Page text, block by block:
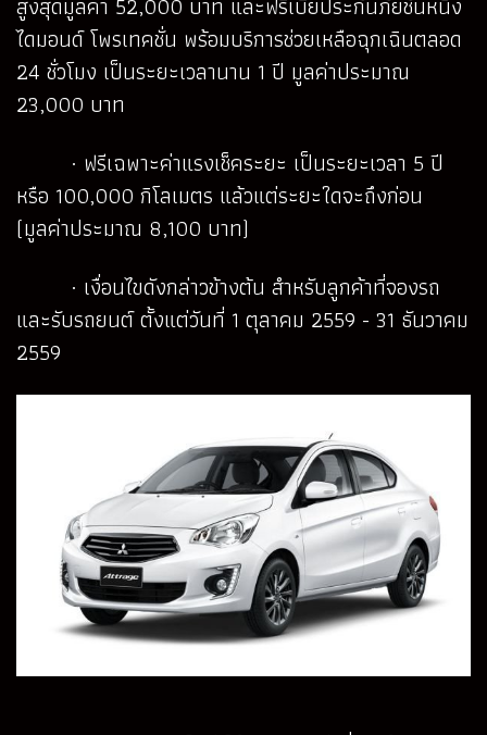
ไดมอนด์ โพรเทคชั่น พร้อมบริการช่วยเหลือฉุกเฉินตลอด
24 ชั่วโมง เป็นระยะเวลานาน 1 ปี มูลค่าประมาณ
23,000 บาท
· ฟรีเฉพาะค่าแรงเช็คระยะ เป็นระยะเวลา 5 ปี
หรือ 100,000 กิโลเมตร แล้วแต่ระยะใดจะถึงก่อน
(มูลค่าประมาณ 8,100 บาท)
· เงื่อนไขดังกล่าวข้างต้น สำหรับลูกค้าที่จองรถ
และรับรถยนต์ ตั้งแต่วันที่ 1 ตุลาคม 2559 - 31 ธันวาคม
2559